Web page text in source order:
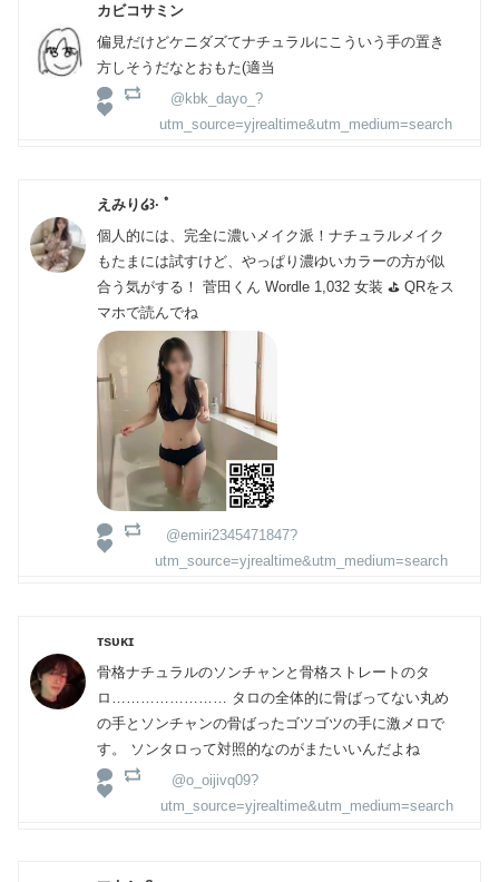
カビコサミン
偏見だけどケニダズてナチュラルにこういう手の置き
方しそうだなとおもた(適当
@kbk_dayo_?
utm_source=yjrealtime&utm_medium=search
えみり໒꒱· ﾟ
個人的には、完全に濃いメイク派！ナチュラルメイク
もたまには試すけど、やっぱり濃ゆいカラーの方が似
合う気がする！ 菅田くん Wordle 1,032 女装 ⛳ QRをス
マホで読んでね
@emiri2345471847?
utm_source=yjrealtime&utm_medium=search
ᴛsᴜᴋɪ
骨格ナチュラルのソンチャンと骨格ストレートのタ
ロ…………………… タロの全体的に骨ばってない丸め
の手とソンチャンの骨ばったゴツゴツの手に激メロで
す。 ソンタロって対照的なのがまたいいんだよね
@o_oijivq09?
utm_source=yjrealtime&utm_medium=search